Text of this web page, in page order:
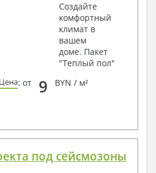
Создайте
комфортный
климат в
вашем
доме. Пакет
"Теплый пол"
Цена: от 9 BYN / м²
под сейсмозоны